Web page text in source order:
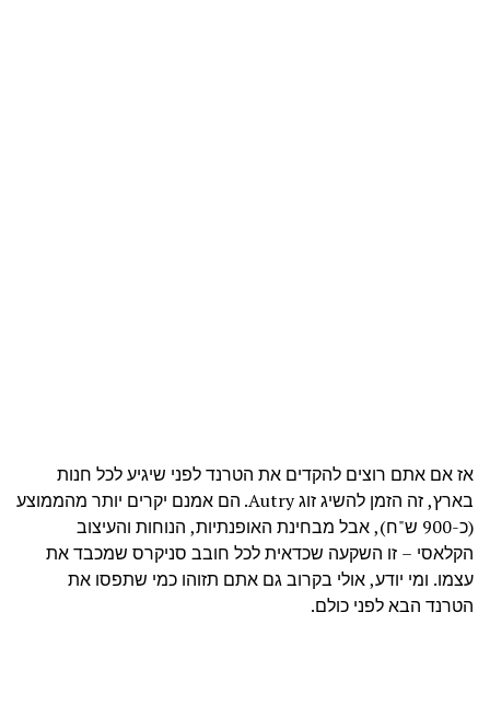
אז אם אתם רוצים להקדים את הטרנד לפני שיגיע לכל חנות
בארץ, זה הזמן להשיג זוג Autry. הם אמנם יקרים יותר מהממוצע
(כ-900 ש"ח), אבל מבחינת האופנתיות, הנוחות והעיצוב
הקלאסי – זו השקעה שכדאית לכל חובב סניקרס שמכבד את
עצמו. ומי יודע, אולי בקרוב גם אתם תזוהו כמי שתפסו את
הטרנד הבא לפני כולם.